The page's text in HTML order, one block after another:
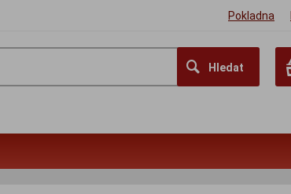
Pokladna
Hledat